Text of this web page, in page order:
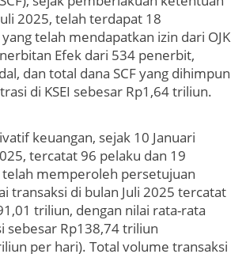
2025, telah terdapat 18
telah mendapatkan izin dari OJK
Efek dari 534 penerbit,
dan total dana SCF yang dihimpun
di KSEI sebesar Rp1,64 triliun.
keuangan, sejak 10 Januari
tercatat 96 pelaku dan 19
memperoleh persetujuan
transaksi di bulan Juli 2025 tercatat
triliun, dengan nilai rata-rata
sebesar Rp138,74 triliun
per hari). Total volume transaksi